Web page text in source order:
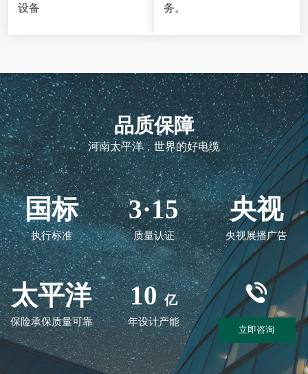
设备
务。
品质保障
河南太平洋，世界的好电缆
国标
执行标准
3·15
质量认证
央视
央视展播广告
太平洋
保险承保质量可靠
10 亿
年设计产能
立即咨询